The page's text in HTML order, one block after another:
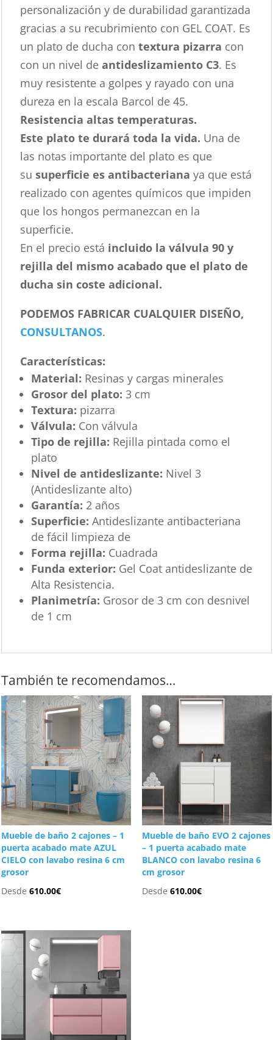
personalización y de durabilidad garantizada
gracias a su recubrimiento con GEL COAT. Es
un plato de ducha con textura pizarra con
con un nivel deantideslizamiento C3. Es
muy resistente a golpes y rayado con una
dureza en la escala Barcol de 45.
Resistencia altas temperaturas.
Este plato te durará toda la vida. Una de
las notas importante del plato es que
susuperficie es antibacterianaya que está
realizado con agentes químicos que impiden
que los hongos permanezcan en la
superficie.
En el precio está incluido la válvula 90 y
rejilla del mismo acabado que el plato de
ducha sin coste adicional.
PODEMOS FABRICAR CUALQUIER DISEÑO,
CONSULTANOS.
Características:
Material: Resinas y cargas minerales
Grosor del plato: 3 cm
Textura: pizarra
Válvula: Con válvula
Tipo de rejilla: Rejilla pintada como el
plato
Nivel de antideslizante: Nivel 3
(Antideslizante alto)
Garantía: 2 años
Superficie: Antideslizante antibacteriana
de fácil limpieza de
Forma rejilla: Cuadrada
Funda exterior: Gel Coat antideslizante de
Alta Resistencia.
Planimetría: Grosor de 3 cm con desnivel
de 1 cm
También te recomendamos…
Mueble de baño 2 cajones – 1
puerta acabado mate AZUL
CIELO con lavabo resina 6 cm
grosor
Desde610.00€
Mueble de baño EVO 2 cajones
– 1 puerta acabado mate
BLANCO con lavabo resina 6
cm grosor
Desde 610.00€